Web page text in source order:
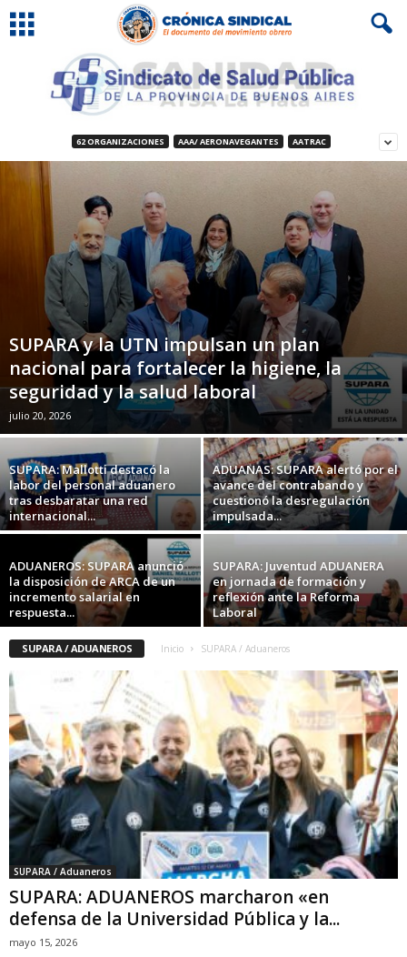
62 ORGANIZACIONES AAA/ AERONAVEGANTES AATRAC
SUPARA y la UTN impulsan un plan
nacional para fortalecer la higiene, la
seguridad y la salud laboral
julio 20, 2026
SUPARA: Mallotti destacó la
labor del personal aduanero
tras desbaratar una red
internacional...
ADUANAS: SUPARA alertó por el
avance del contrabando y
cuestionó la desregulación
impulsada...
ADUANEROS: SUPARA anunció
la disposición de ARCA de un
incremento salarial en
respuesta...
SUPARA: Juventud ADUANERA
en jornada de formación y
reflexión ante la Reforma
Laboral
SUPARA / ADUANEROS Inicio SUPARA / Aduaneros
SUPARA / Aduaneros
SUPARA: ADUANEROS marcharon «en
defensa de la Universidad Pública y la...
mayo 15, 2026